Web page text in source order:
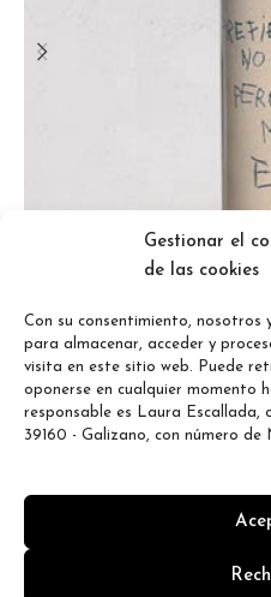
Gestionar el
de las cookies
Con su consentimiento, nosotros
para almacenar, acceder y
visita en este sitio web. Puede
oponerse en cualquier momento
responsable es Laura Escallada,
39160 - Galizano, con número de
PREFIERO NO